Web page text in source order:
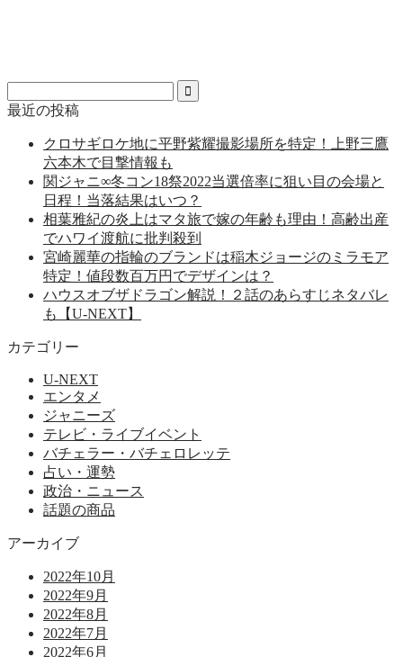
最近の投稿
クロサギロケ地に平野紫耀撮影場所を特定！上野三鷹
六本木で目撃情報も
関ジャニ∞冬コン18祭2022当選倍率に狙い目の会場と
日程！当落結果はいつ？
相葉雅紀の炎上はマタ旅で嫁の年齢も理由！高齢出産
でハワイ渡航に批判殺到
宮崎麗華の指輪のブランドは稲木ジョージのミラモア
特定！値段数百万円でデザインは？
ハウスオブザドラゴン解説！２話のあらすじネタバレ
も【U-NEXT】
カテゴリー
U-NEXT
エンタメ
ジャニーズ
テレビ・ライブイベント
バチェラー・バチェロレッテ
占い・運勢
政治・ニュース
話題の商品
アーカイブ
2022年10月
2022年9月
2022年8月
2022年7月
2022年6月